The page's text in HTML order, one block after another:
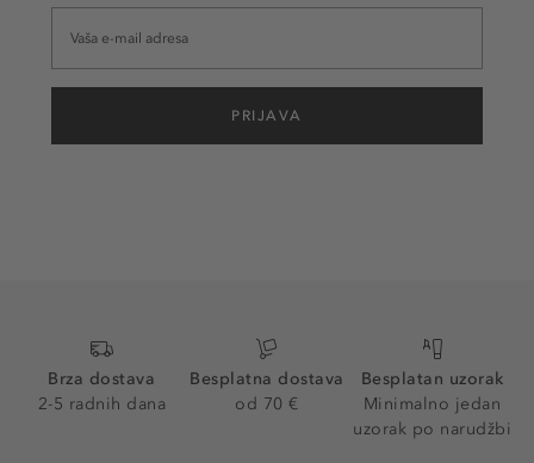
PRIJAVA
Brza dostava
2-5 radnih dana
Besplatna dostava
od 70 €
Besplatan uzorak
Minimalno jedan
uzorak po narudžbi